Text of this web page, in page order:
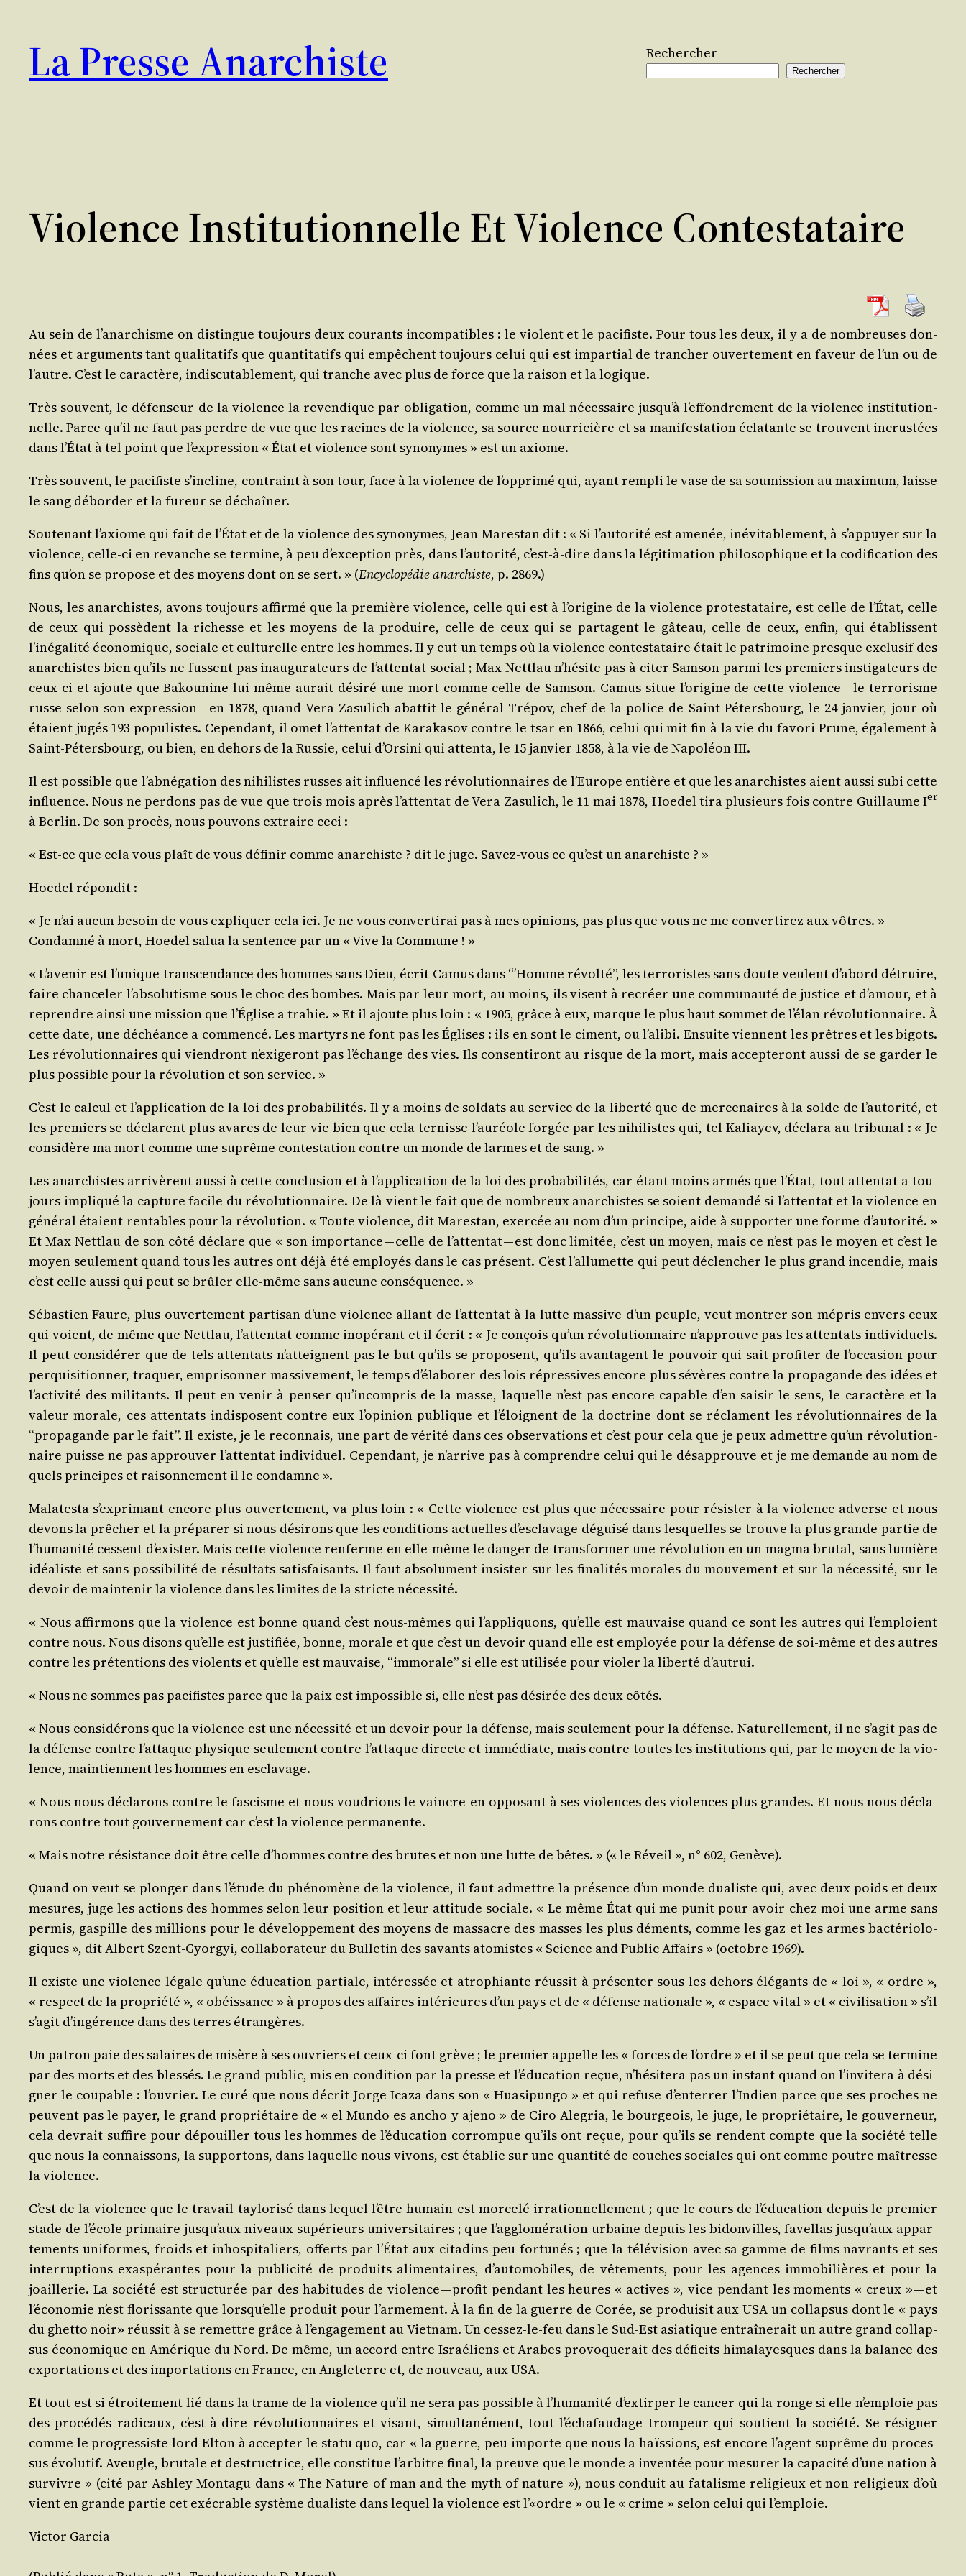
contenu
La Presse Anarchiste Rechercher
Rechercher
Violence Institutionnelle Et Violence Contestataire
Au sein de l’anarchisme on dis­tingue tou­jours deux cou­rants incom­pa­tibles : le violent et le paci­fiste. Pour tous les deux, il y a de nom­breuses don­
nées et argu­ments tant qua­li­ta­tifs que quan­ti­ta­tifs qui empêchent tou­jours celui qui est impar­tial de tran­cher ouver­te­ment en faveur de l’un ou de
l’autre. C’est le carac­tère, indis­cu­ta­ble­ment, qui tranche avec plus de force que la rai­son et la logique.
Très sou­vent, le défen­seur de la vio­lence la reven­dique par obli­ga­tion, comme un mal néces­saire jusqu’à l’effondrement de la vio­lence ins­ti­tu­tion­
nelle. Parce qu’il ne faut pas perdre de vue que les racines de la vio­lence, sa source nour­ri­cière et sa mani­fes­ta­tion écla­tante se trouvent incrus­tées
dans l’État à tel point que l’expression « État et vio­lence sont syno­nymes » est un axiome.
Très sou­vent, le paci­fiste s’incline, contraint à son tour, face à la vio­lence de l’opprimé qui, ayant rem­pli le vase de sa sou­mis­sion au maxi­mum, laisse
le sang débor­der et la fureur se déchaîner.
Sou­te­nant l’axiome qui fait de l’État et de la vio­lence des syno­nymes, Jean Mares­tan dit : « Si l’autorité est ame­née, inévi­ta­ble­ment, à s’appuyer sur la
vio­lence, celle‑ci en revanche se ter­mine, à peu d’exception près, dans l’autorité, c’est‑à‑dire dans la légi­ti­ma­tion phi­lo­so­phique et la codi­fi­ca­tion des
fins qu’on se pro­pose et des moyens dont on se sert. » (Ency­clo­pé­die anar­chiste, p. 2869.)
Nous, les anar­chistes, avons tou­jours affir­mé que la pre­mière vio­lence, celle qui est à l’origine de la vio­lence pro­tes­ta­taire, est celle de l’État, celle
de ceux qui pos­sèdent la richesse et les moyens de la pro­duire, celle de ceux qui se par­tagent le gâteau, celle de ceux, enfin, qui éta­blissent
l’inégalité éco­no­mique, sociale et cultu­relle entre les hommes. Il y eut un temps où la vio­lence contes­ta­taire était le patri­moine presque exclu­sif des
anar­chistes bien qu’ils ne fussent pas inau­gu­ra­teurs de l’attentat social ; Max Net­tlau n’hésite pas à citer Sam­son par­mi les pre­miers ins­ti­ga­teurs de
ceux‑ci et ajoute que Bakou­nine lui‑même aurait dési­ré une mort comme celle de Sam­son. Camus situe l’origine de cette vio­lence — le ter­ro­risme
russe selon son expres­sion — en 1878, quand Vera Zasu­lich abat­tit le géné­ral Tré­pov, chef de la police de Saint‑Pétersbourg, le 24 jan­vier, jour où
étaient jugés 193 popu­listes. Cepen­dant, il omet l’attentat de Kara­ka­sov contre le tsar en 1866, celui qui mit fin à la vie du favo­ri Prune, éga­le­ment à
Saint-Péters­bourg, ou bien, en dehors de la Rus­sie, celui d’Orsini qui atten­ta, le 15 jan­vier 1858, à la vie de Napo­léon III.
Il est pos­sible que l’abnégation des nihi­listes russes ait influen­cé les révo­lu­tion­naires de l’Europe entière et que les anar­chistes aient aus­si subi cette
influence. Nous ne per­dons pas de vue que trois mois après l’attentat de Vera Zasu­lich, le 11 mai 1878, Hoe­del tira plu­sieurs fois contre Guillaume Ier
à Ber­lin. De son pro­cès, nous pou­vons extraire ceci :
« Est‑ce que cela vous plaît de vous défi­nir comme anar­chiste ? dit le juge. Savez‑vous ce qu’est un anarchiste ? »
Hoe­del répondit :
« Je n’ai aucun besoin de vous expli­quer cela ici. Je ne vous conver­ti­rai pas à mes opi­nions, pas plus que vous ne me conver­ti­rez aux vôtres. »
Condam­né à mort, Hoe­del salua la sen­tence par un « Vive la Commune ! »
« L’avenir est l’unique trans­cen­dance des hommes sans Dieu, écrit Camus dans “’Homme révol­té”, les ter­ro­ristes sans doute veulent d’abord détruire,
faire chan­ce­ler l’absolutisme sous le choc des bombes. Mais par leur mort, au moins, ils visent à recréer une com­mu­nau­té de jus­tice et d’amour, et à
reprendre ain­si une mis­sion que l’Église a tra­hie. » Et il ajoute plus loin : « 1905, grâce à eux, marque le plus haut som­met de l’élan révo­lu­tion­naire. À
cette date, une déchéance a com­men­cé. Les mar­tyrs ne font pas les Églises : ils en sont le ciment, ou l’alibi. Ensuite viennent les prêtres et les bigots.
Les révo­lu­tion­naires qui vien­dront n’exigeront pas l’échange des vies. Ils consen­ti­ront au risque de la mort, mais accep­te­ront aus­si de se gar­der le
plus pos­sible pour la révo­lu­tion et son service. »
C’est le cal­cul et l’application de la loi des pro­ba­bi­li­tés. Il y a moins de sol­dats au ser­vice de la liber­té que de mer­ce­naires à la solde de l’autorité, et
les pre­miers se déclarent plus avares de leur vie bien que cela ter­nisse l’auréole for­gée par les nihi­listes qui, tel Kaliayev, décla­ra au tri­bu­nal : « Je
consi­dère ma mort comme une suprême contes­ta­tion contre un monde de larmes et de sang. »
Les anar­chistes arri­vèrent aus­si à cette conclu­sion et à l’application de la loi des pro­ba­bi­li­tés, car étant moins armés que l’État, tout atten­tat a tou­
jours impli­qué la cap­ture facile du révo­lu­tion­naire. De là vient le fait que de nom­breux anar­chistes se soient deman­dé si l’attentat et la vio­lence en
géné­ral étaient ren­tables pour la révo­lu­tion. « Toute vio­lence, dit Mares­tan, exer­cée au nom d’un prin­cipe, aide à sup­por­ter une forme d’autorité. »
Et Max Net­tlau de son côté déclare que « son impor­tance — celle de l’attentat — est donc limi­tée, c’est un moyen, mais ce n’est pas le moyen et c’est le
moyen seule­ment quand tous les autres ont déjà été employés dans le cas pré­sent. C’est l’allumette qui peut déclen­cher le plus grand incen­die, mais
c’est celle aus­si qui peut se brû­ler elle‑même sans aucune conséquence. »
Sébas­tien Faure, plus ouver­te­ment par­ti­san d’une vio­lence allant de l’attentat à la lutte mas­sive d’un peuple, veut mon­trer son mépris envers ceux
qui voient, de même que Net­tlau, l’attentat comme inopé­rant et il écrit : « Je conçois qu’un révo­lu­tion­naire n’approuve pas les atten­tats indi­vi­duels.
Il peut consi­dé­rer que de tels atten­tats n’atteignent pas le but qu’ils se pro­posent, qu’ils avan­tagent le pou­voir qui sait pro­fi­ter de l’occasion pour
per­qui­si­tion­ner, tra­quer, empri­son­ner mas­si­ve­ment, le temps d’élaborer des lois répres­sives encore plus sévères contre la pro­pa­gande des idées et
l’activité des mili­tants. Il peut en venir à pen­ser qu’incompris de la masse, laquelle n’est pas encore capable d’en sai­sir le sens, le carac­tère et la
valeur morale, ces atten­tats indis­posent contre eux l’opinion publique et l’éloignent de la doc­trine dont se réclament les révo­lu­tion­naires de la
“pro­pa­gande par le fait”. Il existe, je le recon­nais, une part de véri­té dans ces obser­va­tions et c’est pour cela que je peux admettre qu’un révo­lu­tion­
naire puisse ne pas approu­ver l’attentat indi­vi­duel. Cepen­dant, je n’arrive pas à com­prendre celui qui le désap­prouve et je me demande au nom de
quels prin­cipes et rai­son­ne­ment il le condamne ».
Mala­tes­ta s’exprimant encore plus ouver­te­ment, va plus loin : « Cette vio­lence est plus que néces­saire pour résis­ter à la vio­lence adverse et nous
devons la prê­cher et la pré­pa­rer si nous dési­rons que les condi­tions actuelles d’esclavage dégui­sé dans les­quelles se trouve la plus grande par­tie de
l’humanité cessent d’exister. Mais cette vio­lence ren­ferme en elle‑même le dan­ger de trans­for­mer une révo­lu­tion en un mag­ma bru­tal, sans lumière
idéa­liste et sans pos­si­bi­li­té de résul­tats satis­fai­sants. Il faut abso­lu­ment insis­ter sur les fina­li­tés morales du mou­ve­ment et sur la néces­si­té, sur le
devoir de main­te­nir la vio­lence dans les limites de la stricte nécessité.
« Nous affir­mons que la vio­lence est bonne quand c’est nous‑mêmes qui l’appliquons, qu’elle est mau­vaise quand ce sont les autres qui l’emploient
contre nous. Nous disons qu’elle est jus­ti­fiée, bonne, mo­rale et que c’est un devoir quand elle est employée pour la défense de soi‑même et des autres
contre les pré­ten­tions des vio­lents et qu’elle est mau­vaise, “immo­rale” si elle est uti­li­sée pour vio­ler la liber­té d’autrui.
« Nous ne sommes pas paci­fistes parce que la paix est impos­sible si, elle n’est pas dési­rée des deux côtés.
« Nous consi­dé­rons que la vio­lence est une néces­si­té et un devoir pour la défense, mais seule­ment pour la défense. Natu­rel­le­ment, il ne s’agit pas de
la défense contre l’attaque phy­sique seule­ment contre l’attaque directe et immé­diate, mais contre toutes les ins­ti­tu­tions qui, par le moyen de la vio­
lence, main­tiennent les hommes en esclavage.
« Nous nous décla­rons contre le fas­cisme et nous vou­drions le vaincre en oppo­sant à ses vio­lences des vio­lences plus grandes. Et nous nous décla­
rons contre tout gou­ver­ne­ment car c’est la vio­lence permanente.
« Mais notre résis­tance doit être celle d’hommes contre des brutes et non une lutte de bêtes. » (« le Réveil », n° 602, Genève).
Quand on veut se plon­ger dans l’étude du phé­no­mène de la vio­lence, il faut admettre la pré­sence d’un monde dua­liste qui, avec deux poids et deux
mesures, juge les actions des hommes selon leur posi­tion et leur atti­tude sociale. « Le même État qui me punit pour avoir chez moi une arme sans
per­mis, gas­pille des mil­lions pour le déve­lop­pe­ment des moyens de mas­sacre des masses les plus déments, comme les gaz et les armes bac­té­rio­lo­
giques », dit Albert Szent‑Gyorgyi, col­la­bo­ra­teur du Bul­le­tin des savants ato­mistes « Science and Public Affairs » (octobre 1969).
Il existe une vio­lence légale qu’une édu­ca­tion par­tiale, inté­res­sée et atro­phiante réus­sit à pré­sen­ter sous les dehors élé­gants de « loi », « ordre »,
« res­pect de la pro­prié­té », « obéis­sance » à pro­pos des affaires inté­rieures d’un pays et de « défense natio­nale », « espace vital » et « civi­li­sa­tion » s’il
s’agit d’ingérence dans des terres étrangères.
Un patron paie des salaires de misère à ses ouvriers et ceux‑ci font grève ; le pre­mier appelle les « forces de l’ordre » et il se peut que cela se ter­mine
par des morts et des bles­sés. Le grand public, mis en condi­tion par la presse et l’éducation reçue, n’hésitera pas un ins­tant quand on l’invitera à dési­
gner le cou­pable : l’ouvrier. Le curé que nous décrit Jorge Ica­za dans son « Hua­si­pun­go » et qui refuse d’enterrer l’Indien parce que ses proches ne
peuvent pas le payer, le grand pro­prié­taire de « el Mun­do es ancho y aje­no » de Ciro Ale­gria, le bour­geois, le juge, le pro­prié­taire, le gou­ver­neur,
cela devrait suf­fire pour dépouiller tous les hommes de l’éducation cor­rom­pue qu’ils ont reçue, pour qu’ils se rendent compte que la socié­té telle
que nous la connais­sons, la sup­por­tons, dans laquelle nous vivons, est éta­blie sur une quan­ti­té de couches sociales qui ont comme poutre maî­tresse
la violence.
C’est de la vio­lence que le tra­vail tay­lo­ri­sé dans lequel l’être humain est mor­ce­lé irra­tion­nel­le­ment ; que le cours de l’éducation depuis le pre­mier
stade de l’école pri­maire jusqu’aux niveaux supé­rieurs univer­sitaires ; que l’agglomération urbaine depuis les bidon­villes, favel­las jusqu’aux appar­
te­ments uni­formes, froids et inhos­pi­ta­liers, offerts par l’État aux cita­dins peu for­tu­nés ; que la télé­vi­sion avec sa gamme de films navrants et ses
inter­rup­tions exas­pé­rantes pour la publi­ci­té de pro­duits ali­men­taires, d’automobiles, de vête­ments, pour les agences immo­bi­lières et pour la
joaille­rie. La socié­té est struc­tu­rée par des habi­tudes de vio­lence — pro­fit pen­dant les heures « actives », vice pen­dant les moments « creux » — et
l’économie n’est flo­ris­sante que lorsqu’elle pro­duit pour l’armement. À la fin de la guerre de Corée, se pro­dui­sit aux USA un col­lap­sus dont le « pays
du ghet­to noir»­ réus­sit à se remettre grâce à l’engagement au Viet­nam. Un ces­sez‑le-feu dans le Sud‑Est asia­tique entraî­ne­rait un autre grand col­lap­
sus éco­no­mique en Amé­rique du Nord. De même, un accord entre Israé­liens et Arabes pro­vo­que­rait des défi­cits hima­layesques dans la ba­lance des
expor­ta­tions et des impor­ta­tions en France, en Angle­terre et, de nou­veau, aux USA.
Et tout est si étroi­te­ment lié dans la trame de la vio­lence qu’il ne sera pas pos­sible à l’humanité d’extirper le can­cer qui la ronge si elle n’emploie pas
des pro­cé­dés radi­caux, c’est‑à‑dire révo­lu­tion­naires et visant, simul­ta­né­ment, tout l’échafaudage trom­peur qui sou­tient la socié­té. Se rési­gner
comme le pro­gres­siste lord Elton à accep­ter le sta­tu quo, car « la guerre, peu importe que nous la haïs­sions, est encore l’agent suprême du pro­ces­
sus évo­lu­tif. Aveugle, bru­tale et des­tructrice, elle consti­tue l’arbitre final, la preuve que le monde a in­ventée pour mesu­rer la capa­ci­té d’une nation à
sur­vivre » (cité par Ash­ley Mon­ta­gu dans « The Nature of man and the myth of nature »), nous conduit au fata­lisme reli­gieux et non reli­gieux d’où
vient en grande par­tie cet exé­crable sys­tème dua­liste dans lequel la vio­lence est l’«ordre » ou le « crime » selon celui qui l’emploie.
Vic­tor Garcia